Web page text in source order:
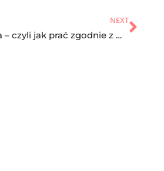
NEXT
Oznaczenia prania – czyli jak prać zgodnie z metką?